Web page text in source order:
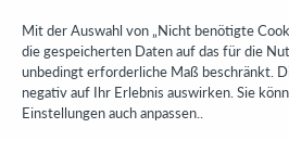
Get the latest product updates,
right to your inbox.
Subscribe now
Mit der Auswahl von „Nicht benötigte
die gespeicherten Daten auf das für die
unbedingt erforderliche Maß beschränkt.
negativ auf Ihr Erlebnis auswirken. Sie
Einstellungen auch anpassen..